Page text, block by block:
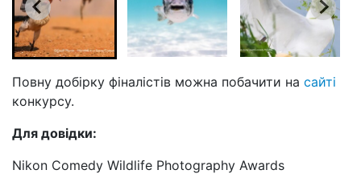
Повну добірку фіналістів можна побачити на сайті
конкурсу.
Для довідки:
Nikon Comedy Wildlife Photography Awards